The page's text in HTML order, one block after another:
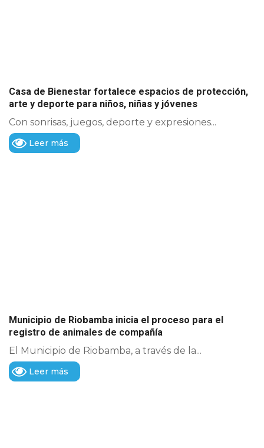
Casa de Bienestar fortalece espacios de protección,
arte y deporte para niños, niñas y jóvenes
Con sonrisas, juegos, deporte y expresiones...
Leer más
Municipio de Riobamba inicia el proceso para el
registro de animales de compañía
El Municipio de Riobamba, a través de la...
Leer más